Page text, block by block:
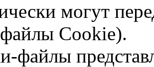
могут
Cookie).
файлы